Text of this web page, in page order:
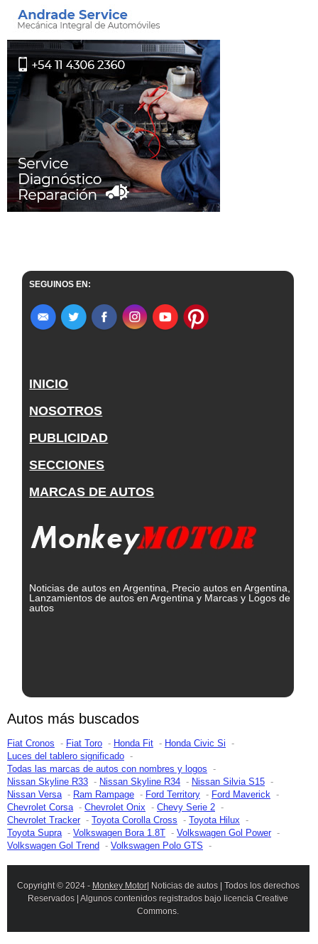
SEGUINOS EN:
INICIO
NOSOTROS
PUBLICIDAD
SECCIONES
MARCAS DE AUTOS
Noticias de autos en Argentina, Precio autos en Argentina,
Lanzamientos de autos en Argentina y Marcas y Logos de
autos
Autos más buscados
Fiat Cronos Fiat Toro Honda Fit
Honda Civic Si
Luces del tablero significado
Todas las marcas de autos con nombres y logos
Nissan Skyline R33
Nissan Skyline R34
Nissan Silvia S15
Nissan Versa
Ram Rampage Ford Territory
Ford Maverick
Chevrolet Corsa
Chevrolet Onix
Chevy Serie 2
Chevrolet Tracker
Toyota Corolla Cross
Toyota Hilux
Toyota Supra
Volkswagen Bora 1.8T
Volkswagen Gol Power
Volkswagen Gol Trend
Volkswagen Polo GTS
Copyright © 2024 - Monkey Motor| Noticias de autos | Todos los derechos
Reservados | Algunos contenidos registrados bajo licencia Creative
Commons.